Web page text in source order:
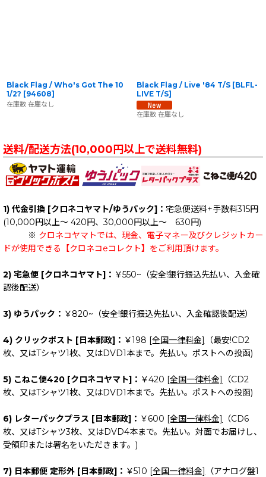
Black Flag / Who's Got The 10
1/2? [94608]
在庫数 在庫なし
Black Flag / Live '84 T/S [BLFL-
LIVE T/S]
在庫数 在庫なし
送料/配送方法(10,000円以上で送料無料)
1) 代金引換 [クロネコヤマト/ゆうパック]： 宅急便送料+手数料315円
(10,000円以上～ 420円、30,000円以上～ 630円)
※ クロネコヤマトでは、現金、電子マネー及びクレジットカー
ドが使用できる【クロネコeコレクト】をご利用頂けます。
2) 宅急便 [クロネコヤマト]： ￥550~（安全!銀行振込先払い、入金確
認後配送）
3) ゆうパック： ￥820~（安全!銀行振込先払い、入金確認後配送）
4) クリックポスト [日本郵政]： ￥198 [全国一律料金]
（最安!CD2
枚、又はTシャツ1枚、又はDVD1本まで。先払い。ポストへの投函)
5) こねこ便420 [クロネコヤマト]： ￥420 [全国一律料金]
（CD2
枚、又はTシャツ1枚、又はDVD1本まで。先払い。ポストへの投函)
6) レターパックプラス [日本郵政]： ￥600 [全国一律料金]
（CD6
枚、又はTシャツ3枚、又はDVD4本まで。先払い。対面でお届けし、
受領印または署名をいただきます。)
7) 日本郵便 定形外 [日本郵政]： ￥510 [全国一律料金]
（アナログ盤1